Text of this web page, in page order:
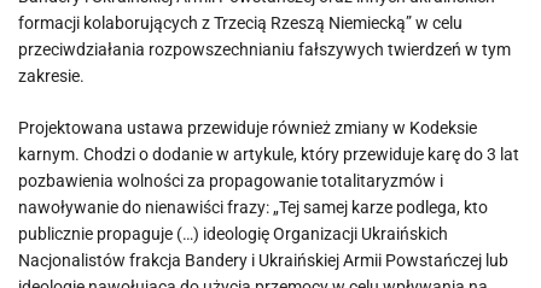
formacji kolaborujących z Trzecią Rzeszą Niemiecką” w celu
przeciwdziałania rozpowszechnianiu fałszywych twierdzeń w tym
zakresie.
Projektowana ustawa przewiduje również zmiany w Kodeksie
karnym. Chodzi o dodanie w artykule, który przewiduje karę do 3 lat
pozbawienia wolności za propagowanie totalitaryzmów i
nawoływanie do nienawiści frazy: „Tej samej karze podlega, kto
publicznie propaguje (…) ideologię Organizacji Ukraińskich
Nacjonalistów frakcja Bandery i Ukraińskiej Armii Powstańczej lub